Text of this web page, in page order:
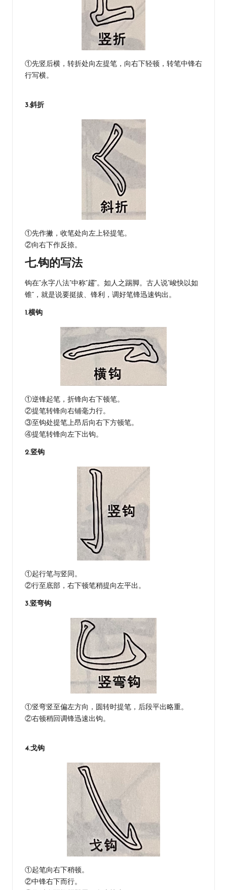
①先竖后横，转折处向左提笔，向右下轻顿，转笔中锋右
行写横。
3.斜折
①先作撇，收笔处向左上轻提笔。
②向右下作反捺。
七.钩的写法
钩在“永字八法”中称“趯”。如人之踢脚。古人说“峻快以如
锥”，就是说要挺拔、锋利，调好笔锋迅速钩出。
1.横钩
①逆锋起笔，折锋向右下顿笔。
②提笔转锋向右铺毫力行。
③至钩处提笔上昂后向右下方顿笔。
④提笔转锋向左下出钩。
2.竖钩
①起行笔与竖同。
②行至底部，右下顿笔稍提向左平出。
3.竖弯钩
①竖弯竖至偏左方向，圆转时提笔，后段平出略重。
②右顿稍回调锋迅速出钩。
4.戈钩
①起笔向右下稍顿。
②中锋右下而行。